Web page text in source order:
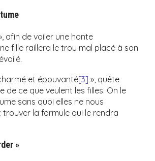
afin de voiler une honte
fille raillera le trou mal placé à son
et épouvanté[3] », quête
de ce que veulent les filles. On le
sans quoi elles ne nous
trouver la formule qui le rendra
»